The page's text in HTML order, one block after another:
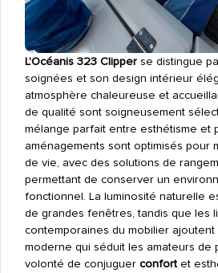
L'Océanis 323 Clipperse distingue
soignées et son design intérieur
atmosphère chaleureuse et
de qualité sont soigneusement
mélange parfait entre esthétisme et
aménagements sont optimisés pour
de vie, avec des solutions de
permettant de conserver un
fonctionnel. La luminosité naturelle
de grandes fenêtres, tandis que les
contemporaines du mobilier
moderne qui séduit les amateurs de
volonté de conjuguer confortet